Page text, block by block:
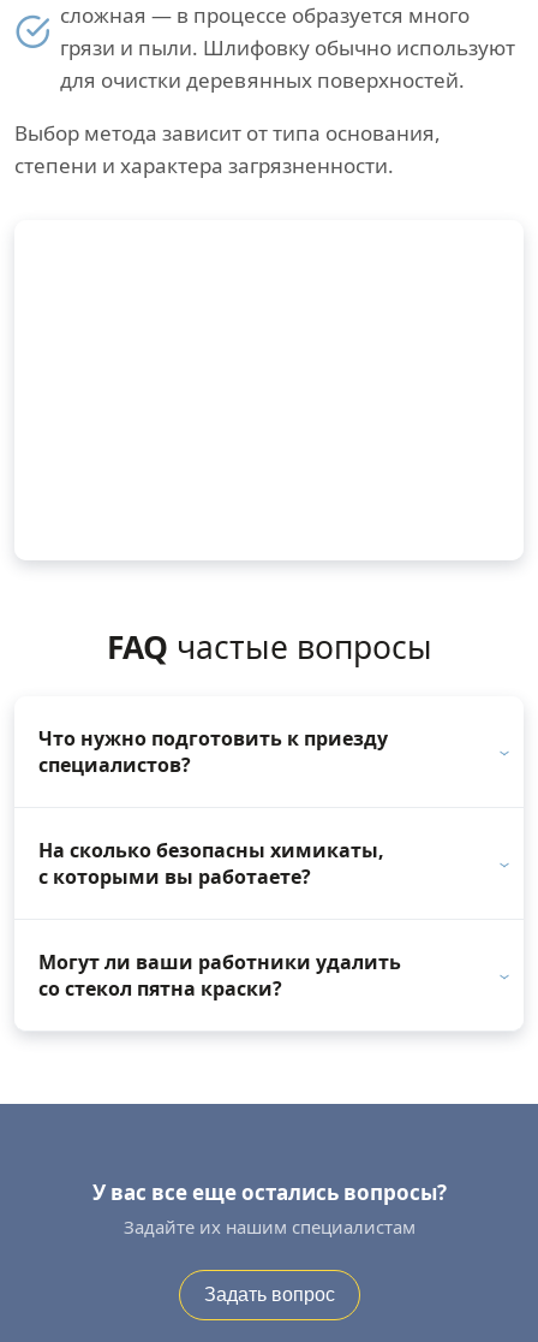
сложная — в процессе образуется много
грязи и пыли. Шлифовку обычно используют
для очистки деревянных поверхностей.
Выбор метода зависит от типа основания,
степени и характера загрязненности.
FAQ частые вопросы
Что нужно подготовить к приезду
специалистов?
На сколько безопасны химикаты,
с которыми вы работаете?
Могут ли ваши работники удалить
со стекол пятна краски?
У вас все еще остались вопросы?
Задайте их нашим специалистам
Задать вопрос